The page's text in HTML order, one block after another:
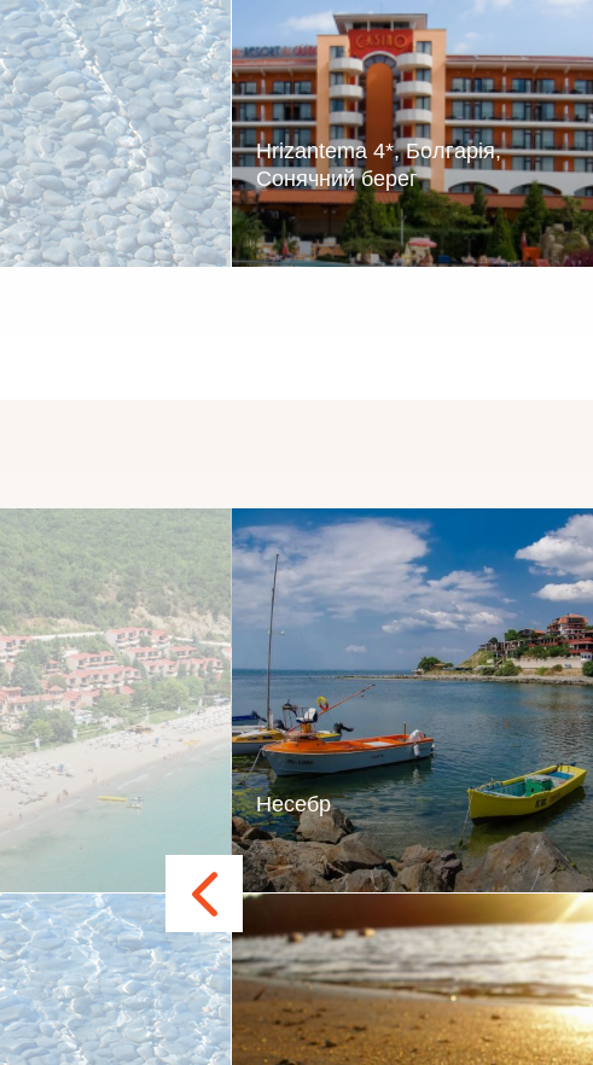
Hrizantema 4*, Болгарія,
Сонячний берег
Розкішний готель з зеленою
територією, розташований
в Еленіте - це
казковому місці, де
море і гори. Тільки
порушують
і тишу цього
Несебр
Прагнете поєднати європейський
затишок із сонячними ваннами на
красивих пляжах – Вам сюди.
Північні пляжі є продовженням
Сонячного берега, такі ж
золотисті і розлогі.